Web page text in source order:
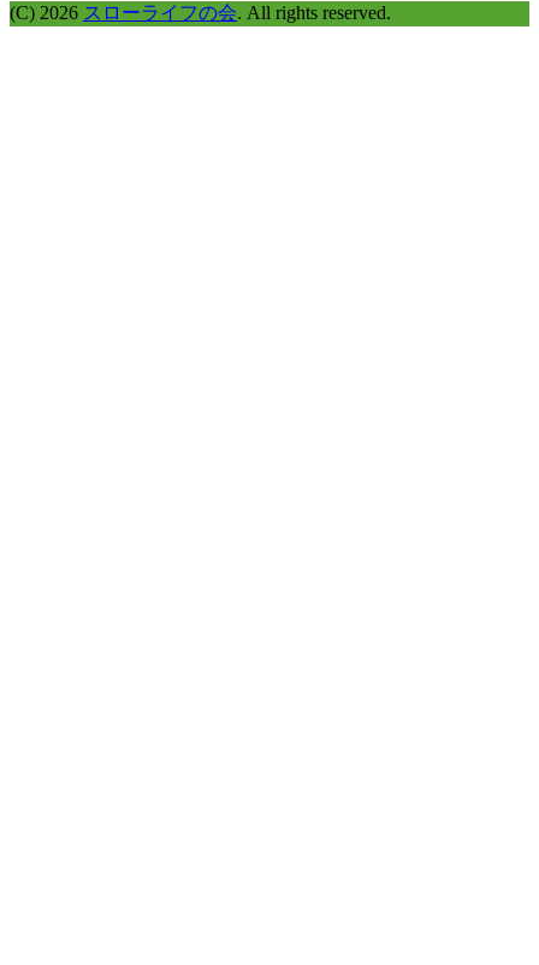
(C) 2026 スローライフの会. All rights reserved.